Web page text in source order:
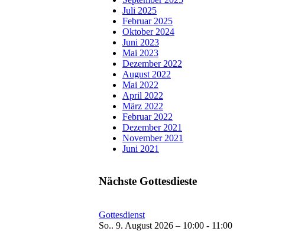
Juli 2025
Februar 2025
Oktober 2024
Juni 2023
Mai 2023
Dezember 2022
August 2022
Mai 2022
April 2022
März 2022
Februar 2022
Dezember 2021
November 2021
Juni 2021
Nächste Gottesdieste
Gottesdienst
So.. 9. August 2026 – 10:00 - 11:00